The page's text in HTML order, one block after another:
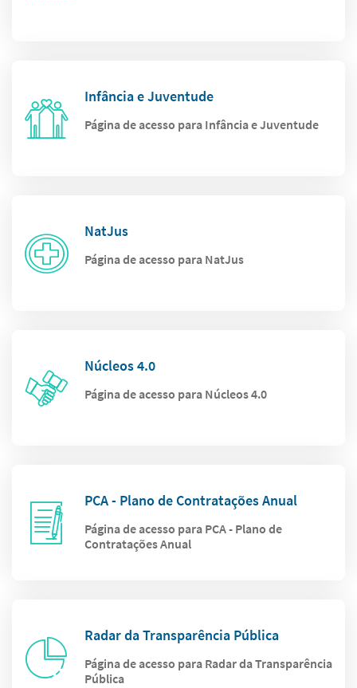
Infância e Juventude
Página de acesso para Infância e Juventude
NatJus
Página de acesso para NatJus
Núcleos 4.0
Página de acesso para Núcleos 4.0
PCA - Plano de Contratações Anual
Página de acesso para PCA - Plano de
Contratações Anual
Radar da Transparência Pública
Página de acesso para Radar da Transparência
Pública